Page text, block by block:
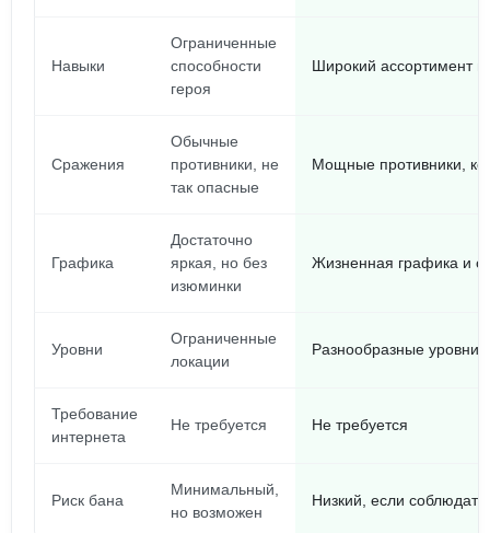
Навыки
Ограниченные
способности
героя
Широкий ассортимент
Сражения
Обычные
противники, не
так опасные
Мощные противники,
Графика
Достаточно
яркая, но без
изюминки
Жизненная графика и
Уровни
Ограниченные
локации
Разнообразные уровни
Требование
интернета
Не требуется Не требуется
Риск бана
Минимальный,
но возможен
Низкий, если соблюдать